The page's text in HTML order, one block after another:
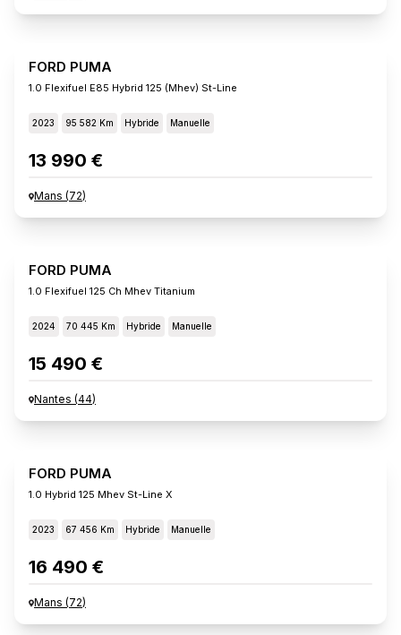
FORD PUMA
1.0 Flexifuel E85 Hybrid 125 (mhev) St-Line
2023 95 582 Km Hybride Manuelle
13 990 €
Mans (72)
FORD PUMA
1.0 Flexifuel 125 Ch Mhev Titanium
2024 70 445 Km Hybride Manuelle
15 490 €
Nantes (44)
FORD PUMA
1.0 Hybrid 125 Mhev St-Line X
2023 67 456 Km Hybride Manuelle
16 490 €
Mans (72)